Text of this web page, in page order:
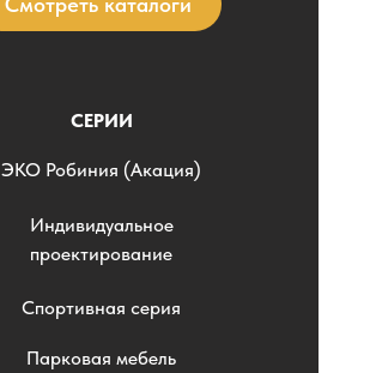
СЕРИИ
ЭKO Робиния (Акация)
Спортивная серия
Парковая мебель
Индивидуальное
проектирование